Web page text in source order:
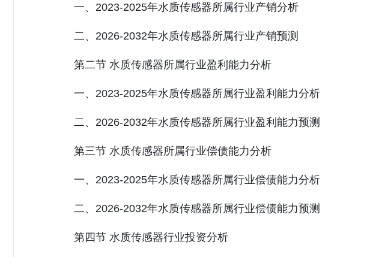
一、2023-2025年水质传感器所属行业产销分析
二、2026-2032年水质传感器所属行业产销预测
第二节 水质传感器所属行业盈利能力分析
一、2023-2025年水质传感器所属行业盈利能力分析
二、2026-2032年水质传感器所属行业盈利能力预测
第三节 水质传感器所属行业偿债能力分析
一、2023-2025年水质传感器所属行业偿债能力分析
二、2026-2032年水质传感器所属行业偿债能力预测
第四节 水质传感器行业投资分析